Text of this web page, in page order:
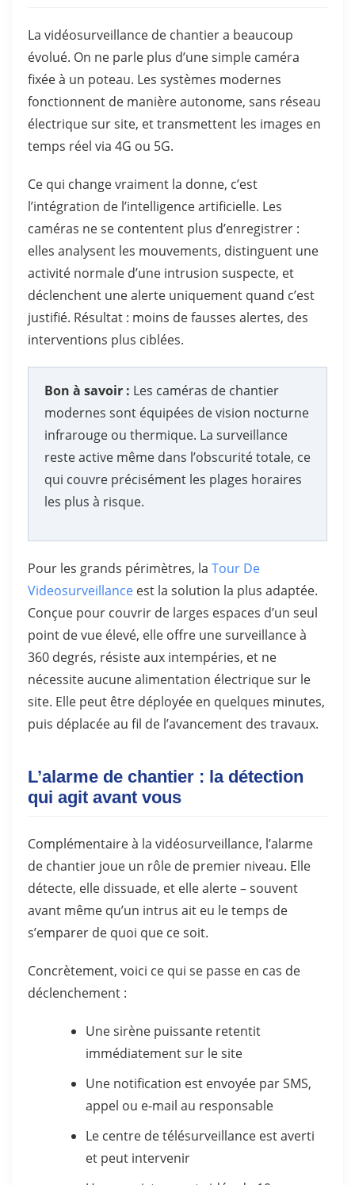
La vidéosurveillance de chantier a beaucoup
évolué. On ne parle plus d’une simple caméra
fixée à un poteau. Les systèmes modernes
fonctionnent de manière autonome, sans réseau
électrique sur site, et transmettent les images en
temps réel via 4G ou 5G.
Ce qui change vraiment la donne, c’est
l’intégration de l’intelligence artificielle. Les
caméras ne se contentent plus d’enregistrer :
elles analysent les mouvements, distinguent une
activité normale d’une intrusion suspecte, et
déclenchent une alerte uniquement quand c’est
justifié. Résultat : moins de fausses alertes, des
interventions plus ciblées.
Bon à savoir : Les caméras de chantier
modernes sont équipées de vision nocturne
infrarouge ou thermique. La surveillance
reste active même dans l’obscurité totale, ce
qui couvre précisément les plages horaires
les plus à risque.
Pour les grands périmètres, la Tour De
Videosurveillance est la solution la plus adaptée.
Conçue pour couvrir de larges espaces d’un seul
point de vue élevé, elle offre une surveillance à
360 degrés, résiste aux intempéries, et ne
nécessite aucune alimentation électrique sur le
site. Elle peut être déployée en quelques minutes,
puis déplacée au fil de l’avancement des travaux.
L’alarme de chantier : la détection
qui agit avant vous
Complémentaire à la vidéosurveillance, l’alarme
de chantier joue un rôle de premier niveau. Elle
détecte, elle dissuade, et elle alerte – souvent
avant même qu’un intrus ait eu le temps de
s’emparer de quoi que ce soit.
Concrètement, voici ce qui se passe en cas de
déclenchement :
Une sirène puissante retentit
immédiatement sur le site
Une notification est envoyée par SMS,
appel ou e-mail au responsable
Le centre de télésurveillance est averti
et peut intervenir